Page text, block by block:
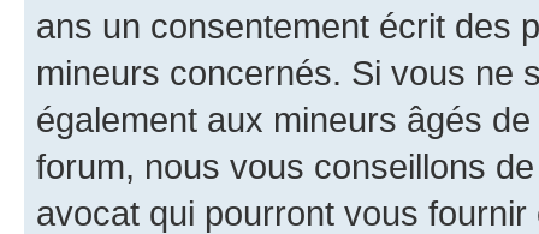
ans un consentement écrit des
mineurs concernés. Si vous ne
également aux mineurs âgés
forum, nous vous conseillons
avocat qui pourront vous